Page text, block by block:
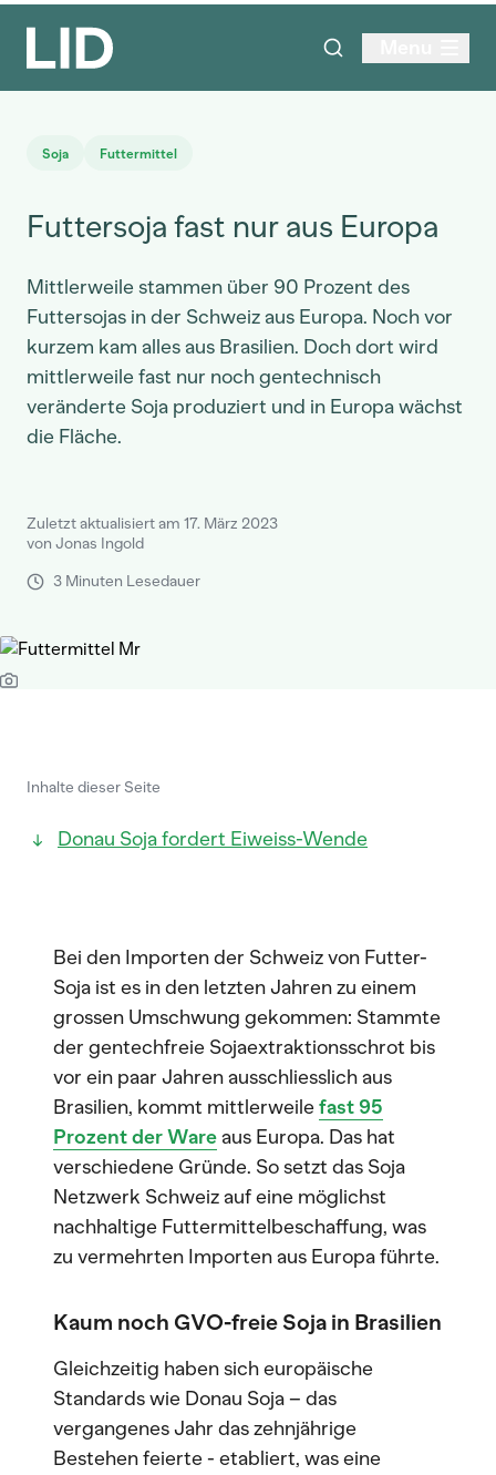
Soja Futtermittel
Futtersoja fast nur aus Europa
Mittlerweile stammen über 90 Prozent des
Futtersojas in der Schweiz aus Europa. Noch vor
kurzem kam alles aus Brasilien. Doch dort wird
mittlerweile fast nur noch gentechnisch
veränderte Soja produziert und in Europa wächst
die Fläche.
Zuletzt aktualisiert am 17. März 2023
von Jonas Ingold
3 Minuten Lesedauer
Inhalte dieser Seite
Donau Soja fordert Eiweiss-Wende
Bei den Importen der Schweiz von Futter-
Soja ist es in den letzten Jahren zu einem
grossen Umschwung gekommen: Stammte
der gentechfreie Sojaextraktionsschrot bis
vor ein paar Jahren ausschliesslich aus
Brasilien, kommt mittlerweile fast 95
Prozent der Wareaus Europa. Das hat
verschiedene Gründe. So setzt das Soja
Netzwerk Schweiz auf eine möglichst
nachhaltige Futtermittelbeschaffung, was
zu vermehrten Importen aus Europa führte.
Kaum noch GVO-freie Soja in Brasilien
Gleichzeitig haben sich europäische
Standards wie Donau Soja – das
vergangenes Jahr das zehnjährige
Bestehen feierte - etabliert, was eine